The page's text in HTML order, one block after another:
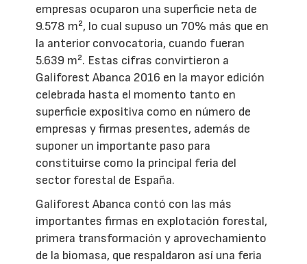
empresas ocuparon una superficie neta de
9.578 m², lo cual supuso un 70% más que en
la anterior convocatoria, cuando fueran
5.639 m². Estas cifras convirtieron a
Galiforest Abanca 2016 en la mayor edición
celebrada hasta el momento tanto en
superficie expositiva como en número de
empresas y firmas presentes, además de
suponer un importante paso para
constituirse como la principal feria del
sector forestal de España.
Galiforest Abanca contó con las más
importantes firmas en explotación forestal,
primera transformación y aprovechamiento
de la biomasa, que respaldaron así una feria